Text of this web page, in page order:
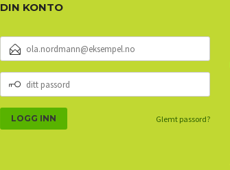
DIN KONTO
POSTADRESSE
PASSORD
Glemt passord?